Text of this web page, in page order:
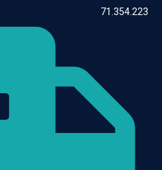
71.354.223